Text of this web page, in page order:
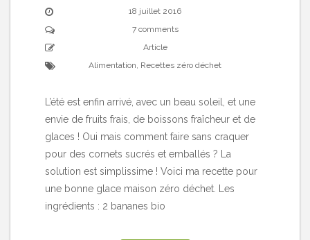
18 juillet 2016
7 comments
Article
Alimentation, Recettes zéro déchet
L’été est enfin arrivé, avec un beau soleil, et une
envie de fruits frais, de boissons fraîcheur et de
glaces ! Oui mais comment faire sans craquer
pour des cornets sucrés et emballés ? La
solution est simplissime ! Voici ma recette pour
une bonne glace maison zéro déchet. Les
ingrédients : 2 bananes bio